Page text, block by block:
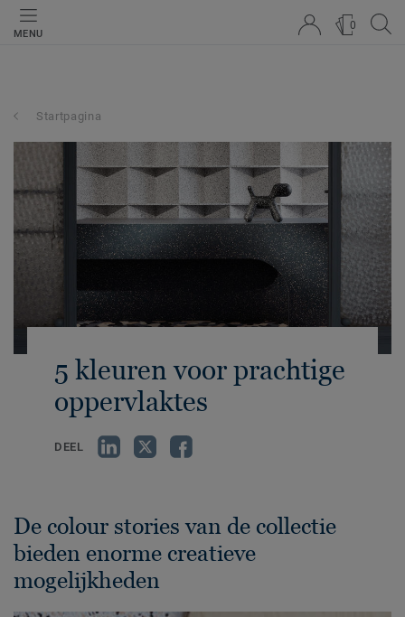
MENU
0
Startpagina
5 kleuren voor prachtige
oppervlaktes
DEEL
De colour stories van de collectie
bieden enorme creatieve
mogelijkheden